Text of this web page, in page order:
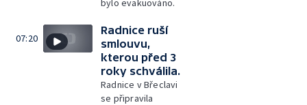
bylo evakuováno.
07:20
Radnice ruší
smlouvu,
kterou před 3
roky schválila.
Radnice v Břeclavi
se připravila